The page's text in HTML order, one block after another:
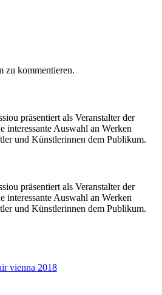
zu kommentieren.
präsentiert als Veranstalter der
interessante Auswahl an Werken
und Künstlerinnen dem Publikum.
präsentiert als Veranstalter der
interessante Auswahl an Werken
und Künstlerinnen dem Publikum.
vienna 2018